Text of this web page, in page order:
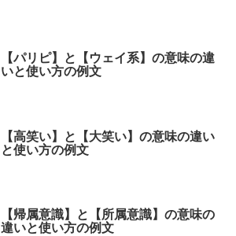
【パリピ】と【ウェイ系】の意味の違
いと使い方の例文
【高笑い】と【大笑い】の意味の違い
と使い方の例文
【帰属意識】と【所属意識】の意味の
違いと使い方の例文